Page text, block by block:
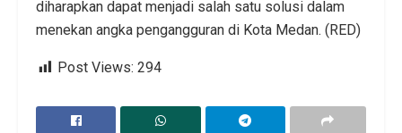
diharapkan dapat menjadi salah satu solusi dalam
menekan angka pengangguran di Kota Medan. (RED)
Post Views: 294